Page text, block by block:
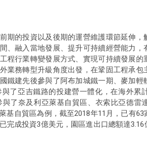
期的投資以及後期的運營維護環節延伸
、融入當地發展、提升可持續經營能力
程行業轉變發展方式、實現可持續發展
業務轉型升級角度出發，在鞏固工程承
鐵建先後參與了阿布加城鐵一期、麥加
了亞吉鐵路的投建營一體化，在海外累
了奈及利亞萊基自貿區、衣索比亞德雷
基自貿區為例，截至2018年11月，已有
完成投資3億美元，園區進出口總額達